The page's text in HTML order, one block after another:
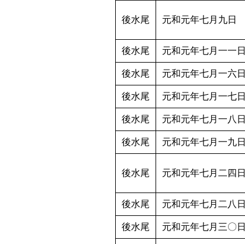
後水尾 元和元年七月九日
後水尾 元和元年七月一一日
後水尾 元和元年七月一六日
後水尾 元和元年七月一七日
後水尾 元和元年七月一八日
後水尾 元和元年七月一九日
後水尾 元和元年七月二四日
後水尾 元和元年七月二八日
後水尾 元和元年七月三〇日